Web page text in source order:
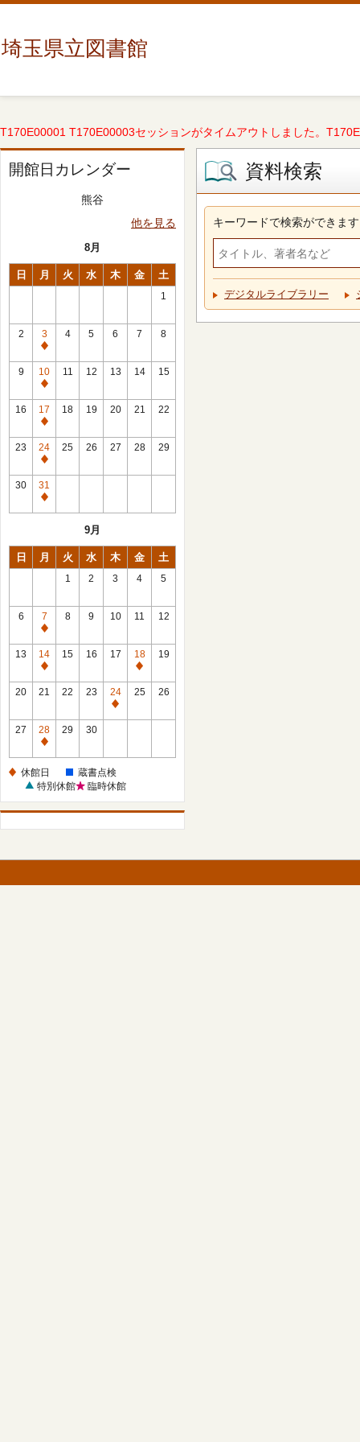
埼玉県立図書館
T170E00001 T170E00003セッションがタイムアウトしました。
開館日カレンダー
熊谷
他を見る
8月
日 月 火 水 木 金 土
1
2
3
休
館
日
4 5 6 7 8
9
10
休
館
日
11 12 13 14 15
16
17
休
館
日
18 19 20 21 22
23
24
休
館
日
25 26 27 28 29
30
31
休
9月
日 月 火 水 木 金 土
1 2 3 4 5
6
7
休
館
日
8 9 10 11 12
13
14
休
館
15 16 17
18
休
館
19
20 21 22 23
24
休
25 26
27
28
休
日
29 30
休館日
蔵書点検
特別休館
臨時休館
資料検索
キーワードで検索ができます
デジタルライブラリー